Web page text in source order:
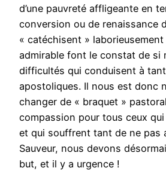
d’une pauvreté affligeante en
conversion ou de renaissance
« catéchisent »
admirable font le constat de si
difficultés qui conduisent à tant
apostoliques. Il nous est donc
changer de « braquet »
compassion pour tous ceux
et qui souffrent tant de ne pas
Sauveur, nous devons
but, et il y a urgence !